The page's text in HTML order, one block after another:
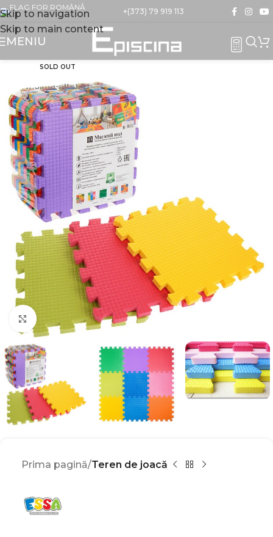
Skip to navigation
Skip to main content
+(373) 79 919 113
MENIU
SOLD OUT
Click to enlarge
Prima pagină Teren de joacă